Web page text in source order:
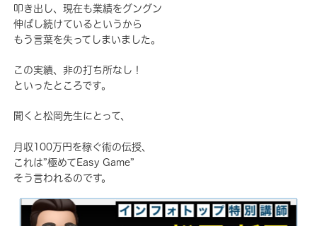
叩き出し、 現在も業績をグングン
伸ばし続けているというから
もう言葉を失ってしまいました。
この実績、非の打ち所なし！
といったところです。
聞くと松岡先生にとって、
月収100万円を稼ぐ術の伝授、
これは”極めてEasy Game”
そう言われるのです。